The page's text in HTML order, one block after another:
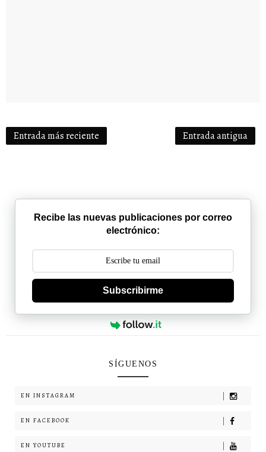
Entrada más reciente Entrada antigua
Recibe las nuevas publicaciones por correo
electrónico:
Subscribirme
SÍGUENOS
EN INSTAGRAM
EN FACEBOOK
EN YOUTUBE